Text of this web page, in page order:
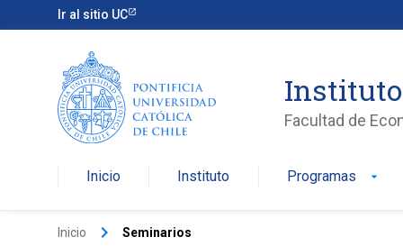
Ir al sitio UC
Facultad de
Inicio Instituto Programas arrow_drop_down
Inicio keyboard_arrow_right Seminarios